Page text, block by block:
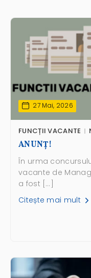
27 Mai, 2026
FUNCȚII VACANTE
ANUNŢ!
În urma
vacante de
a fost […]
Citește mai mult